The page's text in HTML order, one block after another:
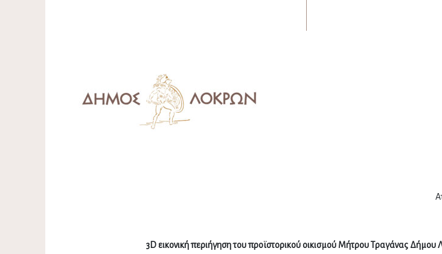
3Dεικονική περιήγηση του προϊστορικού οικισμού Μήτρου Τραγάνας Δήμου